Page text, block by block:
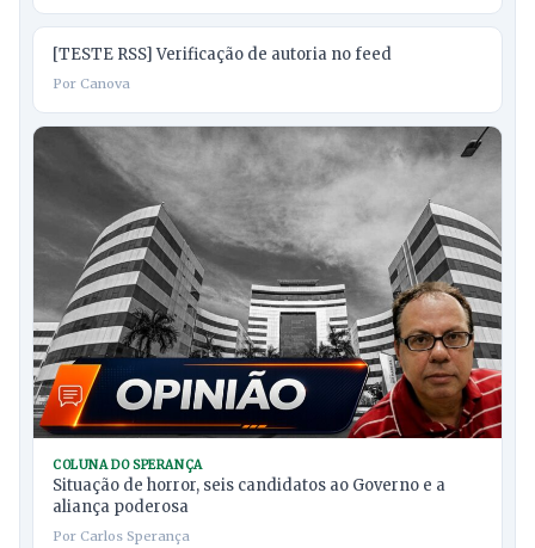
[TESTE RSS] Verificação de autoria no feed
Por Canova
COLUNA DO SPERANÇA
Situação de horror, seis candidatos ao Governo e a
aliança poderosa
Por Carlos Sperança